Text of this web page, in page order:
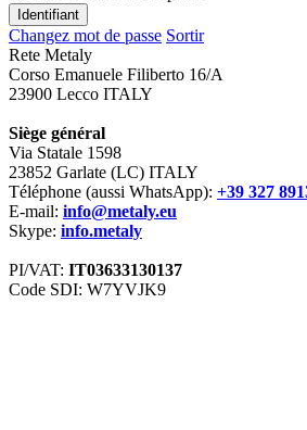
Changez mot de passe Sortir
Rete Metaly
Corso Emanuele Filiberto 16/A
23900 Lecco ITALY
Siège général
Via Statale 1598
23852 Garlate (LC) ITALY
Téléphone (aussi WhatsApp): +39 327
E-mail: info@metaly.eu
Skype: info.metaly
PI/VAT: IT03633130137
Code SDI: W7YVJK9